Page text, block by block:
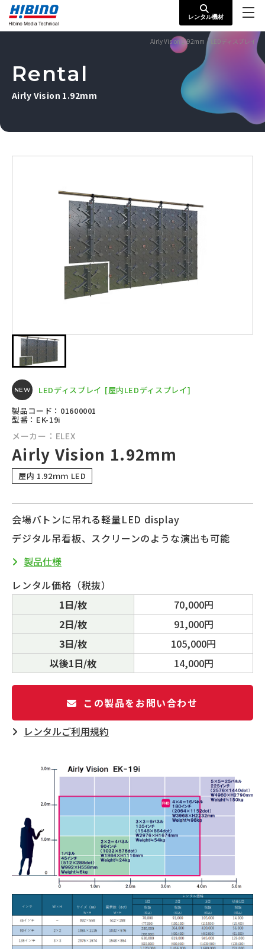
レンタル機材
Airly Vision 1.92mm｜LEDディスプレイ
Rental
Airly Vision 1.92mm
NEW LEDディスプレイ [屋内LEDディスプレイ]
製品コード：01600001
型番：EK-19i
メーカー：ELEX
Airly Vision 1.92mm
屋内 1.92ｍｍ LED
会場バトンに吊れる軽量LED display
デジタル吊看板、スクリーンのような演出も可能
製品仕様
レンタル価格（税抜）
1日/枚
70,000円
2日/枚
91,000円
3日/枚
105,000円
以後1日/枚
14,000円
この製品をお問い合わせ
レンタルご利⽤規約